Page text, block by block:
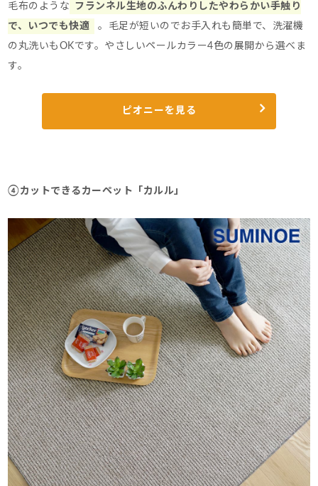
毛布のような
フランネル生地のふんわりしたやわらかい手触り
で、いつでも快適
。 毛足が短いのでお手入れも簡単で、洗濯機
の丸洗いもOKです。 やさしいペールカラー4色の展開から選べま
す。
ピオニーを見る
④カットできるカーペット「カルル」